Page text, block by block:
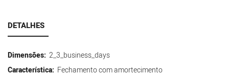
DETALHES
Dimensões: 2_3_business_days
Característica: Fechamento com amortecimento